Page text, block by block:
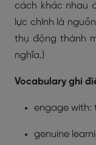
cách khác nhau
lực chính là
thụ động thành
nghĩa.)
Vocabulary ghi
engage with:
genuine